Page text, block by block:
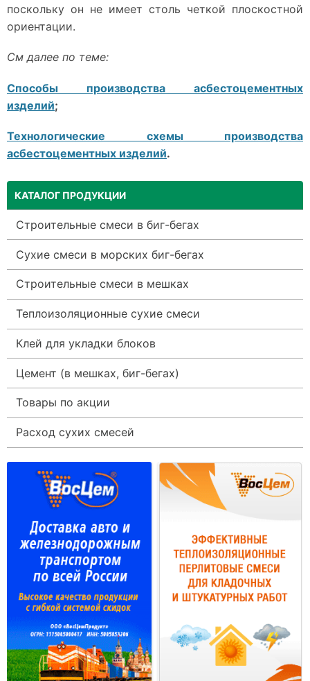
поскольку он не имеет столь четкой плоскостной
ориентации.
См далее по теме:
Способы производства асбестоцементных
изделий;
Технологические схемы производства
асбестоцементных изделий.
КАТАЛОГ ПРОДУКЦИИ
Строительные смеси в биг-бегах
Сухие смеси в морских биг-бегах
Строительные смеси в мешках
Теплоизоляционные сухие смеси
Клей для укладки блоков
Цемент (в мешках, биг-бегах)
Товары по акции
Расход сухих смесей